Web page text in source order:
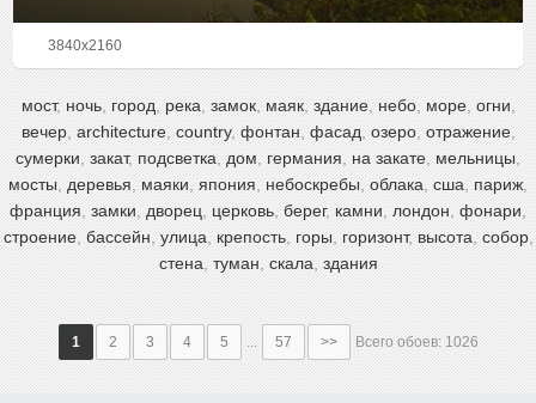
3840x2160
мост, ночь, город река замок, маяк, здание, небо, море, огни
вечер, architecture, country, фонтан фасад озеро, отражение,
сумерки закат, подсветка дом германия на закате мельницы
мосты деревья маяки япония небоскребы облака сша париж,
франция замки дворец церковь берег, камни лондон фонари
строение, бассейн улица крепость, горы, горизонт, высота собор,
стена туман скала здания
1 2 3 4 5 ... 57 >> Всего обоев: 1026